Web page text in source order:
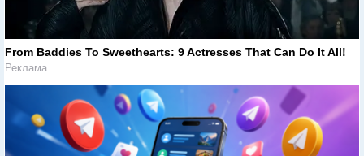
From Baddies To Sweethearts: 9 Actresses That Can Do It All!
Реклама